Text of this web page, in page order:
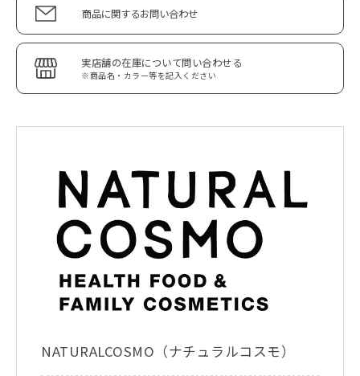
商品に関するお問い合わせ
実店舗の在庫について問い合わせる
※商品名・カラー等を記入ください
NATURALCOSMO（ナチュラルコスモ）